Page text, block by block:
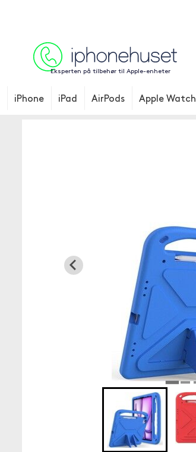
Eksperten på tilbehør til Apple-enheter
iPhone iPad AirPods Apple Watch